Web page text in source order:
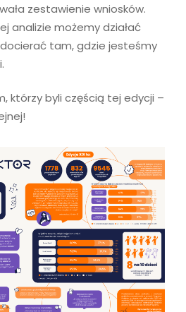
zestawienie wniosków.
analizie możemy działać
tam, gdzie jesteśmy
którzy byli częścią tej edycji –